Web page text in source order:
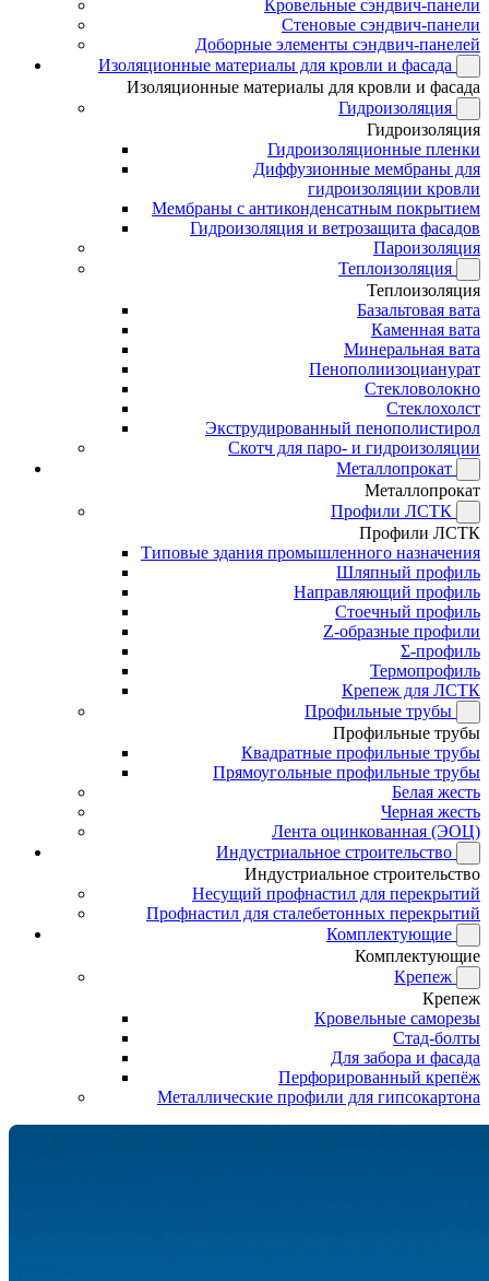
Кровельные сэндвич-панели
Стеновые сэндвич-панели
Доборные элементы сэндвич-панелей
Изоляционные материалы для кровли и фасада
Изоляционные материалы для кровли и фасада
Гидроизоляция
Гидроизоляция
Гидроизоляционные пленки
Диффузионные мембраны для
гидроизоляции кровли
Мембраны с антиконденсатным покрытием
Гидроизоляция и ветрозащита фасадов
Пароизоляция
Теплоизоляция
Теплоизоляция
Базальтовая вата
Каменная вата
Минеральная вата
Пенополиизоцианурат
Стекловолокно
Стеклохолст
Экструдированный пенополистирол
Скотч для паро- и гидроизоляции
Металлопрокат
Металлопрокат
Профили ЛСТК
Профили ЛСТК
Типовые здания промышленного назначения
Шляпный профиль
Направляющий профиль
Стоечный профиль
Z-образные профили
Σ-профиль
Термопрофиль
Крепеж для ЛСТК
Профильные трубы
Профильные трубы
Квадратные профильные трубы
Прямоугольные профильные трубы
Белая жесть
Черная жесть
Лента оцинкованная (ЭОЦ)
Индустриальное строительство
Индустриальное строительство
Несущий профнастил для перекрытий
Профнастил для сталебетонных перекрытий
Комплектующие
Комплектующие
Крепеж
Крепеж
Кровельные саморезы
Стад-болты
Для забора и фасада
Перфорированный крепёж
Металлические профили для гипсокартона